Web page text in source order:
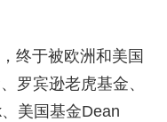
终于被欧洲和美国
罗宾逊老虎基金、
美国基金Dean